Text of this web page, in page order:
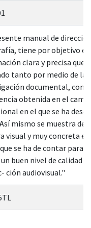
manual de
tiene por objetivo el
clara y precisa que
tanto por medio de la
documental,
obtenida en el
en el que se ha
mismo se muestra de
visual y muy concreta el
se ha de contar para
buen nivel de calidad
ción audiovisual."